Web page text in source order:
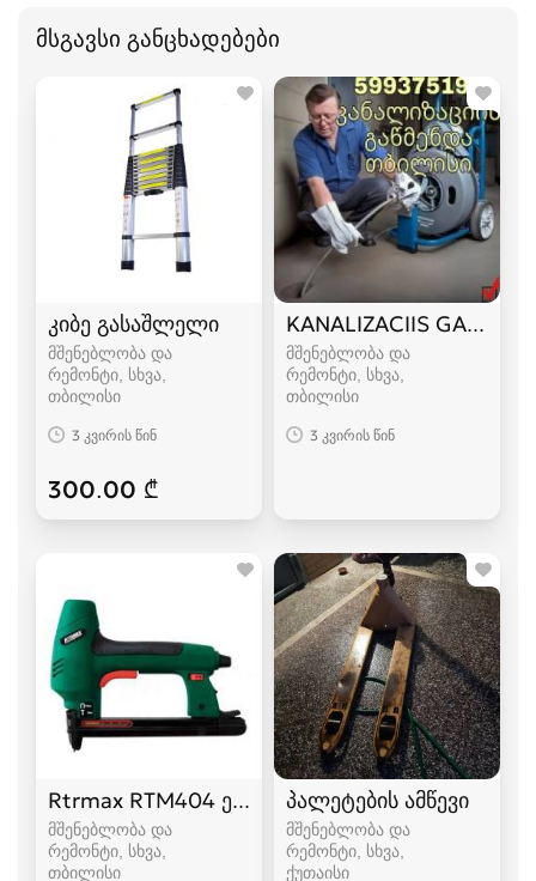
მსგავსი განცხადებები
კიბე გასაშლელი
მშენებლობა და
რემონტი, სხვა
თბილისი
3 კვირის წინ
300.00 ₾
KANALIZACIIS
მშენებლობა და
რემონტი, სხვა
თბილისი
3 კვირის წინ
Rtrmax RTM404 ელექტრო სტეპლერი და
მშენებლობა და
რემონტი, სხვა
თბილისი
პალეტების ამწევი
მშენებლობა და
რემონტი, სხვა
ქუთაისი